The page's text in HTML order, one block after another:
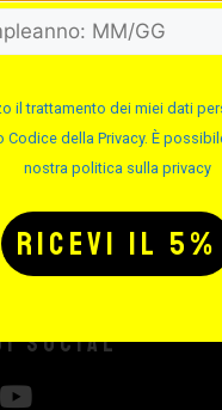
dei miei dati
Privacy. È possibile leggere
social
il trattamento dei miei dati
Codice della Privacy. È
nostra politica sulla privacy